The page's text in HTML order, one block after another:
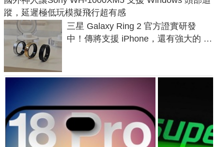
蹤，延遲極低玩模擬飛行超有感
三星 Galaxy Ring 2 官方證實研發
中！傳將支援 iPhone，還有強大的 AI